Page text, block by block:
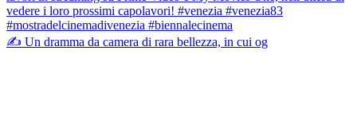
✍️ Un dramma da camera di rara bellezza, in cui og